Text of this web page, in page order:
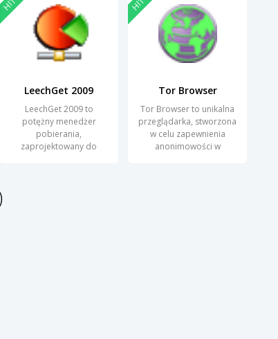
LeechGet 2009
LeechGet 2009 to
potężny menedżer
pobierania,
zaprojektowany do
HIT
Tor Browser
Tor Browser to unikalna
przeglądarka, stworzona
w celu zapewnienia
anonimowości w
HIT